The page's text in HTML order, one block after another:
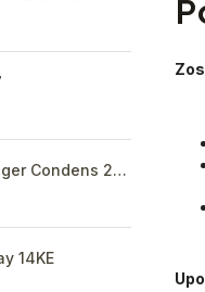
Protherm Tiger Condens 20/26 KKZ 42
14KE